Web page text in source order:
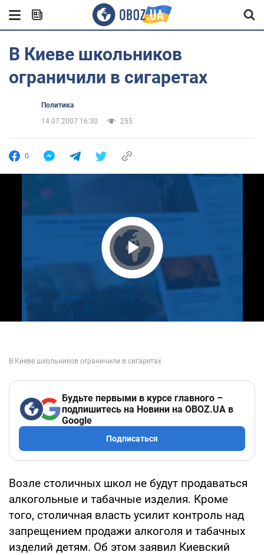
В Киеве школьников
ограничили в сигаретах
Политика
14.07.2007 16:30
255
0
Play Video
Будьте первыми в курсе главного –
подпишитесь на Новини на OBOZ.UA в
Google
Подписаться
Возле столичных школ не будут продаваться
алкогольные и табачные изделия. Кроме
того, столичная власть усилит контроль над
запрещением продажи алкоголя и табачных
изделий детям. Об этом заявил Киевский